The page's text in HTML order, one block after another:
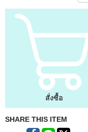
สั่งซื้อ
SHARE THIS ITEM